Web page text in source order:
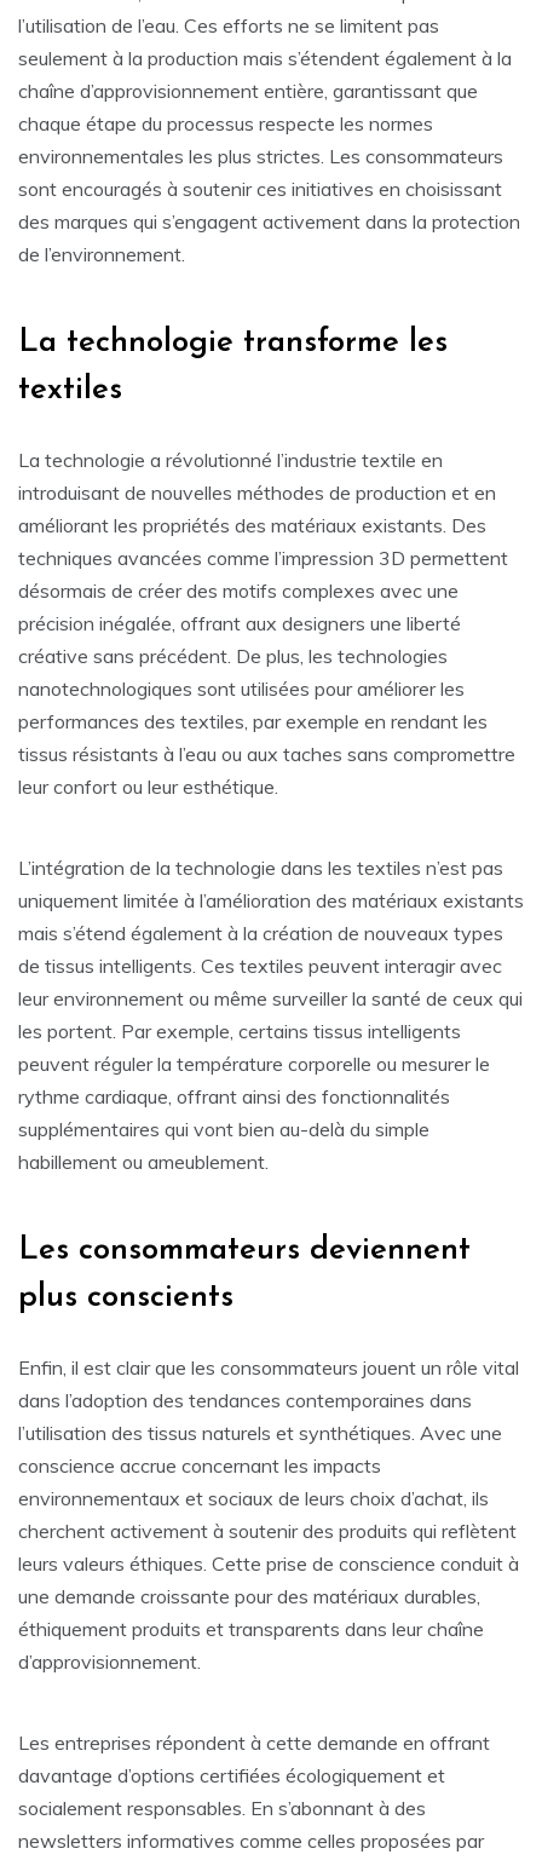
l’utilisation de l’eau. Ces efforts ne se limitent pas
seulement à la production mais s’étendent également à la
chaîne d’approvisionnement entière, garantissant que
chaque étape du processus respecte les normes
environnementales les plus strictes. Les consommateurs
sont encouragés à soutenir ces initiatives en choisissant
des marques qui s’engagent activement dans la protection
de l’environnement.
La technologie transforme les
textiles
La technologie a révolutionné l’industrie textile en
introduisant de nouvelles méthodes de production et en
améliorant les propriétés des matériaux existants. Des
techniques avancées comme l’impression 3D permettent
désormais de créer des motifs complexes avec une
précision inégalée, offrant aux designers une liberté
créative sans précédent. De plus, les technologies
nanotechnologiques sont utilisées pour améliorer les
performances des textiles, par exemple en rendant les
tissus résistants à l’eau ou aux taches sans compromettre
leur confort ou leur esthétique.
L’intégration de la technologie dans les textiles n’est pas
uniquement limitée à l’amélioration des matériaux existants
mais s’étend également à la création de nouveaux types
de tissus intelligents. Ces textiles peuvent interagir avec
leur environnement ou même surveiller la santé de ceux qui
les portent. Par exemple, certains tissus intelligents
peuvent réguler la température corporelle ou mesurer le
rythme cardiaque, offrant ainsi des fonctionnalités
supplémentaires qui vont bien au-delà du simple
habillement ou ameublement.
Les consommateurs deviennent
plus conscients
Enfin, il est clair que les consommateurs jouent un rôle vital
dans l’adoption des tendances contemporaines dans
l’utilisation des tissus naturels et synthétiques. Avec une
conscience accrue concernant les impacts
environnementaux et sociaux de leurs choix d’achat, ils
cherchent activement à soutenir des produits qui reflètent
leurs valeurs éthiques. Cette prise de conscience conduit à
une demande croissante pour des matériaux durables,
éthiquement produits et transparents dans leur chaîne
d’approvisionnement.
Les entreprises répondent à cette demande en offrant
davantage d’options certifiées écologiquement et
socialement responsables. En s’abonnant à des
newsletters informatives comme celles proposées par